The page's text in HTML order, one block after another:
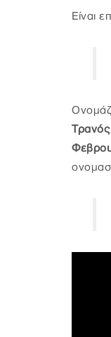
Είναι